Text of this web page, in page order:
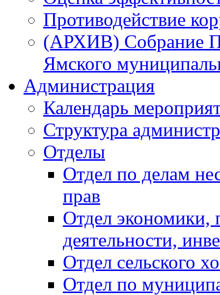
Противодействие
(АРХИВ) Собрание
Ямского
Администрация
Календарь
Структура
Отделы
Отдел по делам
прав
Отдел экономики,
деятельности,
Отдел сельского
Отдел по